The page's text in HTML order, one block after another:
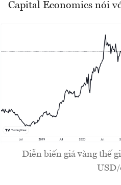
Capital Economics nói
Diễn biến giá vàng thế
USD/